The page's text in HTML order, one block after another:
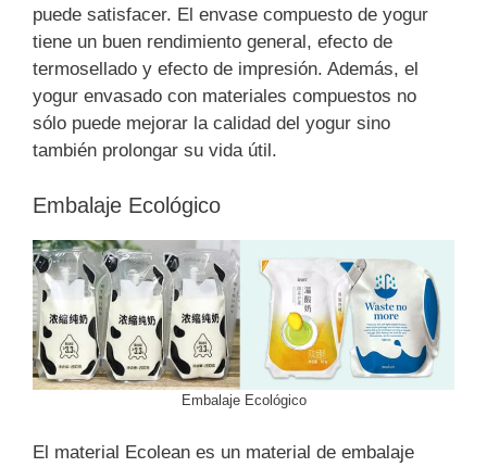
puede satisfacer. El envase compuesto de yogur
tiene un buen rendimiento general, efecto de
termosellado y efecto de impresión. Además, el
yogur envasado con materiales compuestos no
sólo puede mejorar la calidad del yogur sino
también prolongar su vida útil.
Embalaje Ecológico
Embalaje Ecológico
El material Ecolean es un material de embalaje